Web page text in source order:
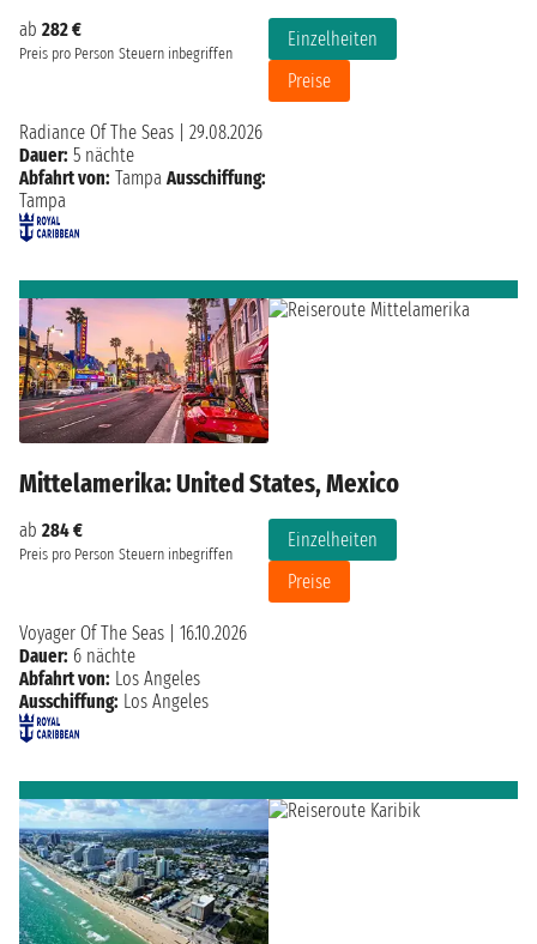
ab 282 €
Preis pro Person Steuern inbegriffen
Einzelheiten
Preise
Radiance Of The Seas
29.08.2026
Dauer: 5 nächte
Abfahrt von: Tampa Ausschiffung:
Tampa
Mittelamerika: United States, Mexico
ab 284 €
Preis pro Person Steuern inbegriffen
Einzelheiten
Preise
Voyager Of The Seas
16.10.2026
Dauer: 6 nächte
Abfahrt von: Los Angeles
Ausschiffung: Los Angeles